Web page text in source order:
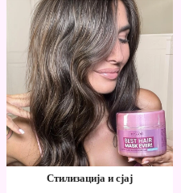
Стилизација и сјај